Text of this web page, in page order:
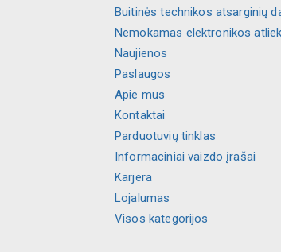
Buitinės technikos atsarginių
Nemokamas elektronikos
Naujienos
Paslaugos
Apie mus
Kontaktai
Parduotuvių tinklas
Informaciniai vaizdo įrašai
Karjera
Lojalumas
Visos kategorijos